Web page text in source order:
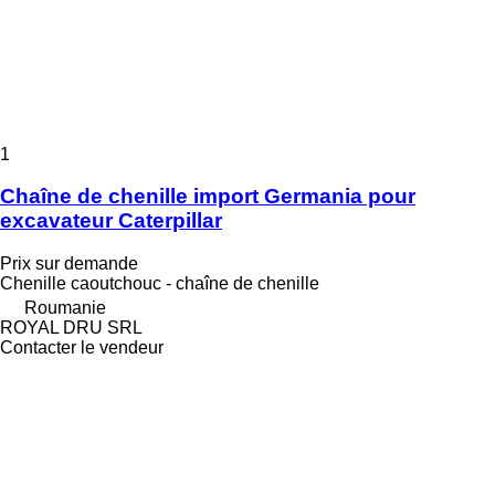
1
Chaîne de chenille import Germania pour
excavateur Caterpillar
Prix sur demande
Chenille caoutchouc - chaîne de chenille
Roumanie
ROYAL DRU SRL
Contacter le vendeur